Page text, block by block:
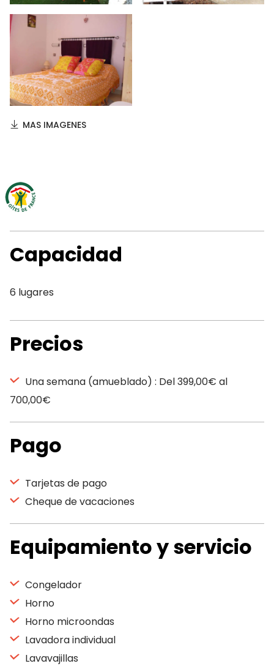
MAS IMAGENES
Capacidad
6 lugares
Precios
Una semana (amueblado) : Del 399,00€ al
700,00€
Pago
Tarjetas de pago
Cheque de vacaciones
Equipamiento y servicio
Congelador
Horno
Horno microondas
Lavadora individual
Lavavajillas